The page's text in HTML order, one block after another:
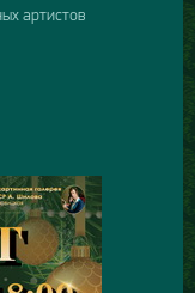
артистов